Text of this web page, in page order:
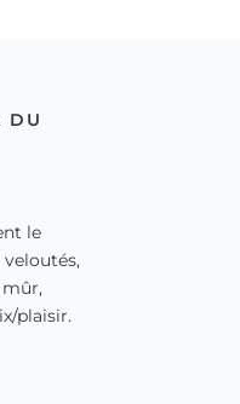
DU
le
mûr,
plaisir.